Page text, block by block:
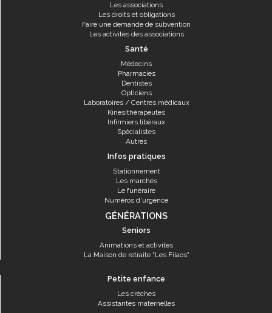
Les associations
Les droits et obligations
Faire une demande de subvention
Les activités des associations
Santé
Médecins
Pharmacies
Dentistes
Opticiens
Laboratoires / Centres médicaux
Kinésithérapeutes
Infirmiers libéraux
Spécialistes
Autres
Infos pratiques
Stationnement
Les marchés
Le funéraire
Numéros d'urgence
GÉNÉRATIONS
Seniors
Animations et activités
La Maison de retraite "Les Filaos"
Petite enfance
Les crèches
Assistantes maternelles